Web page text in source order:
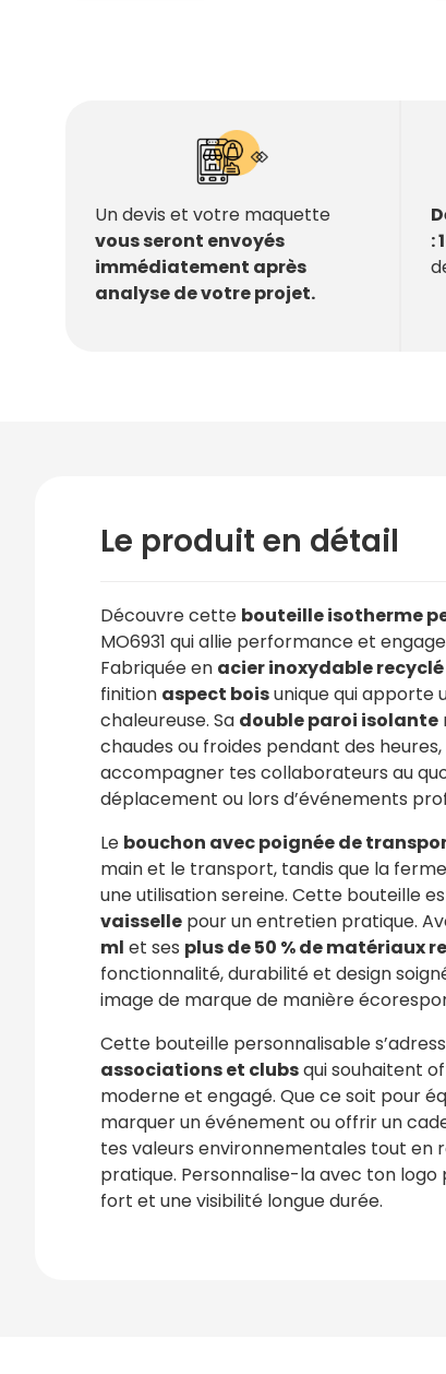
Un devis et votre maquette
vous seront envoyés
immédiatement après
analyse de votre projet.
:
Le produit en détail
Découvre cette bouteille isotherme
MO6931 qui allie performance et
Fabriquée en acier inoxydable recyclé
finition aspect boisunique qui apporte
chaleureuse. Sa double paroi isolante
chaudes ou froides pendant des
accompagner tes collaborateurs au
déplacement ou lors d’événements
Le bouchon avec poignée de
main et le transport, tandis que la
une utilisation sereine. Cette bouteille
vaisselle pour un entretien pratique.
ml et ses plus de 50 % de matériaux
fonctionnalité, durabilité et design
image de marque de manière
Cette bouteille personnalisable
associations et clubsqui souhaitent
moderne et engagé. Que ce soit pour
marquer un événement ou offrir un
tes valeurs environnementales tout en
pratique. Personnalise-la avec ton logo
fort et une visibilité longue durée.